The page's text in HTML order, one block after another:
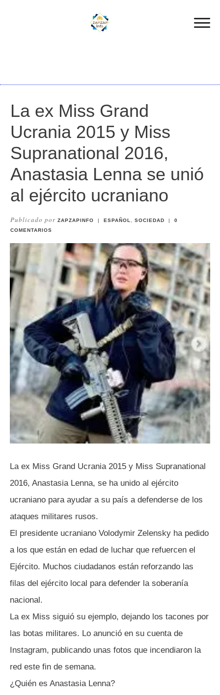
La ex Miss Grand
Ucrania 2015 y Miss
Supranational 2016,
Anastasia Lenna se unió
al ejército ucraniano
Publicado por ZAPZAPINFO | ESPAÑOL SOCIEDAD |
0
COMENTARIOS
La ex Miss Grand Ucrania 2015 y Miss Supranational
2016, Anastasia Lenna, se ha unido al ejército
ucraniano para ayudar a su país a defenderse de los
ataques militares rusos.
El presidente ucraniano Volodymir Zelensky ha pedido
a los que están en edad de luchar que refuercen el
Ejército. Muchos ciudadanos están reforzando las
filas del ejército local para defender la soberanía
nacional.
La ex Miss siguió su ejemplo, dejando los tacones por
las botas militares. Lo anunció en su cuenta de
Instagram, publicando unas fotos que incendiaron la
red este fin de semana.
¿Quién es Anastasia Lenna?